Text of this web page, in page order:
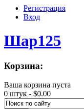
Регистрация
Вход
Шар125
Корзина:
Ваша корзина пуста
0 штук - $0.00